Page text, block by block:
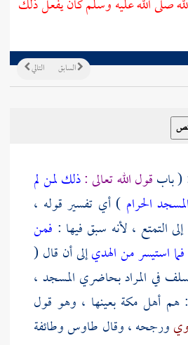
صلى الله عليه وسلم كان يفعل ذلك
التالي السابق
( بابقول الله تعالى :ذلك لمن لم
الحرام ) أي تفسير قوله ،
التمتع ، لأنه سبق فيها : فمن
فما استيسر من الهديإلى أن قال (
في المراد بحاضري المسجد ،
: هم أهل مكةبعينها ، وهو قول
ورجحه ، وقال طاوسوطائفة